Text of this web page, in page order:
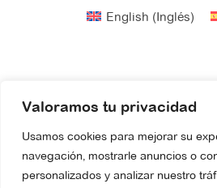
Valoramos tu privacidad
Usamos cookies para mejorar su
navegación, mostrarle anuncios o
personalizados y analizar nuestro
English (Inglés)